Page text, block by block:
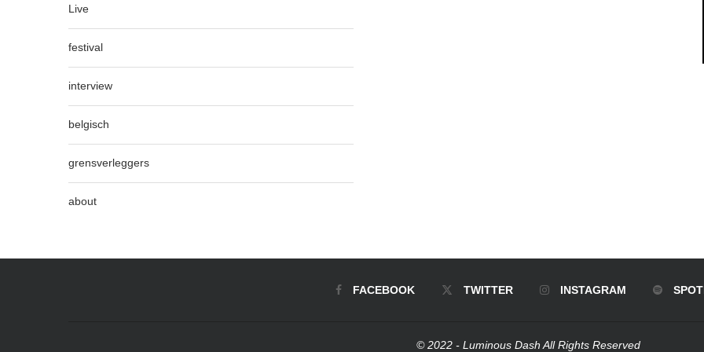
Live
festival
interview
belgisch
grensverleggers
about
FACEBOOK TWITTER INSTAGRAM
© 2022 - Luminous Dash All Rights Reserved